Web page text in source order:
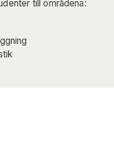
till områdena: